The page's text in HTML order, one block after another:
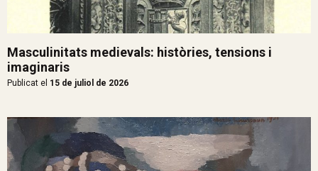
Masculinitats medievals: històries, tensions i
imaginaris
Publicat el 15 de juliol de 2026